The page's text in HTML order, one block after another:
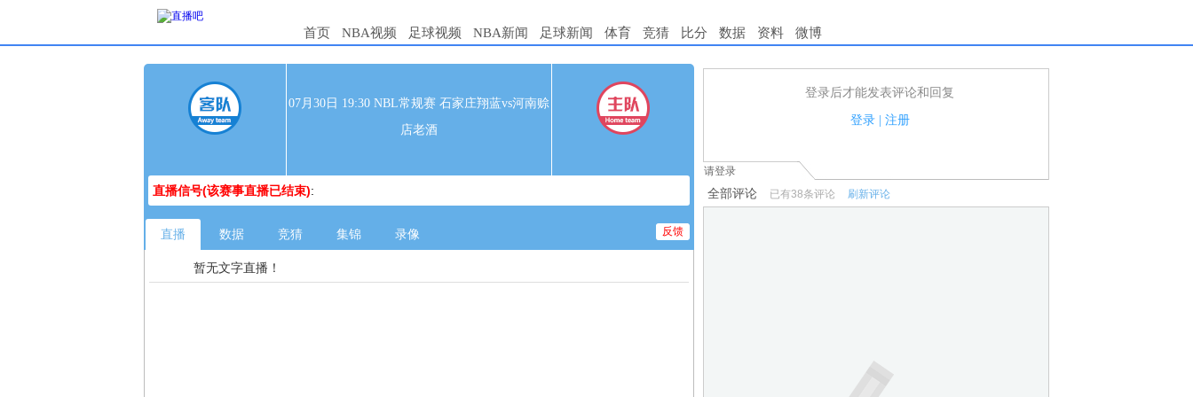
首页 NBA视频 足球视频 NBA新闻 足球新闻 体育 竞猜 比分 数据 资料 微博
07月30日 19:30 NBL常规赛 石家庄翔蓝vs河南赊
店老酒
直播信号(该赛事直播已结束):
直播 数据 竞猜 集锦 录像 反馈
暂无文字直播！
登录后才能发表评论和回复
登录| 注册
1.电脑端新用户可以发表评论了！
请登录
全部评论 已有38条评论 刷新评论